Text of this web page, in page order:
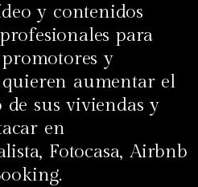
y contenidos
para
promotores y
aumentar el
sus viviendas y
en
Fotocasa, Airbnb